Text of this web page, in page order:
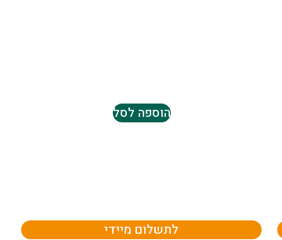
הוספה לסל
לתשלום מיידי